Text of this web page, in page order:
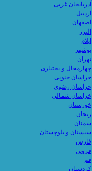
آذربایجان غربی
اردبیل
اصفهان
البرز
ایلام
بوشهر
تهران
چهارمحال و بختیاری
خراسان جنوبی
خراسان رضوی
خراسان شمالی
خوزستان
زنجان
سمنان
سیستان و بلوچستان
فارس
قزوین
قم
کردستان